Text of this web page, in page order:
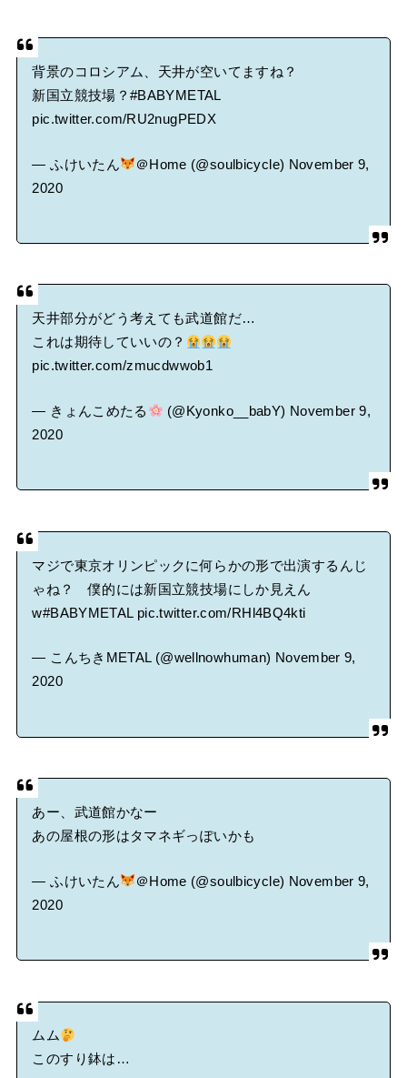
背景のコロシアム、天井が空いてますね？
新国立競技場？ #BABYMETAL
pic.twitter.com/RU2nugPEDX
— ふけいたん ＠Home (@soulbicycle) November 9,
2020
天井部分がどう考えても武道館だ…
これは期待していいの？
pic.twitter.com/zmucdwwob1
— きょんこめたる (@Kyonko__babY) November 9,
2020
マジで東京オリンピックに何らかの形で出演するんじ
ゃね？ 僕的には新国立競技場にしか見えん
w#BABYMETAL pic.twitter.com/RHl4BQ4kti
— こんちきMETAL (@wellnowhuman) November 9,
2020
あー、武道館かなー
あの屋根の形はタマネギっぽいかも
— ふけいたん ＠Home (@soulbicycle) November 9,
2020
ムム
このすり鉢は…